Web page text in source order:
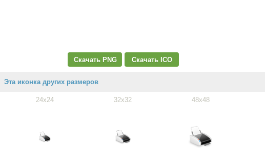
Скачать PNG Скачать ICO
Эта иконка других размеров
24x24 32x32 48x48